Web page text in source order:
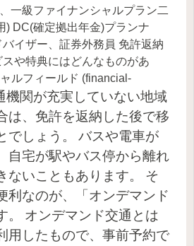
一級ファイナンシャルプラン二
) DC(確定拠出年金)プランナ
イザー、証券外務員 免許返納
や特典にはどんなものがあ
ルフィールド (financial-
機関が充実していない地域
は、免許を返納した後で移
でしょう。
バスや電車が
自宅が駅やバス停から離れ
ないこともあります。
そ
利なのが、「オンデマンド
オンデマンド交通とは
用したもので、事前予約で